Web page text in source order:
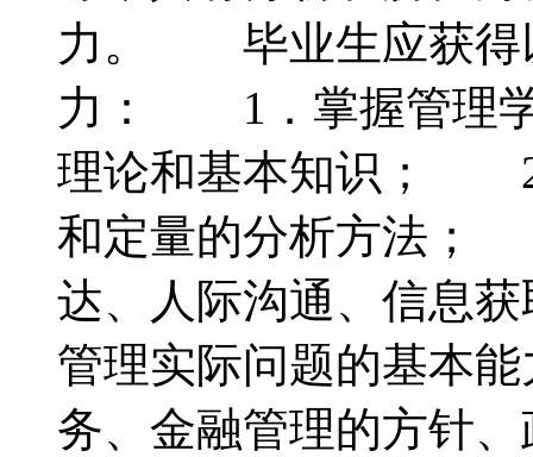
力。 毕业生应获得
力： 1．掌握管理学
理论和基本知识； 2
和定量的分析方法；
达、人际沟通、信息
管理实际问题的基本
务、金融管理的方针